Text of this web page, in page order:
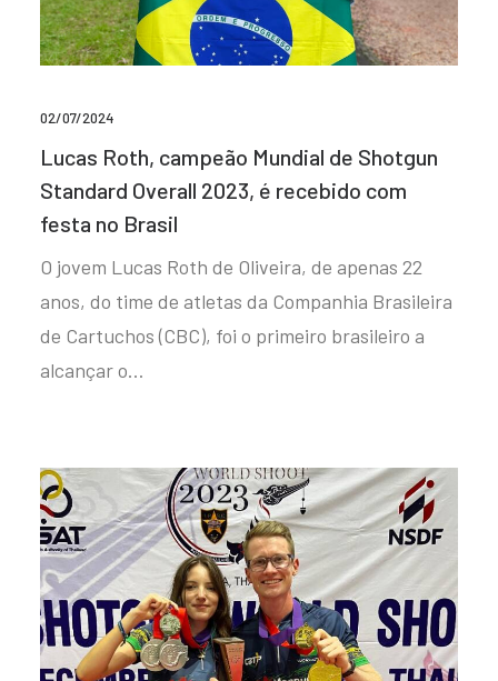
02/07/2024
Lucas Roth, campeão Mundial de Shotgun
Standard Overall 2023, é recebido com
festa no Brasil
O jovem Lucas Roth de Oliveira, de apenas 22
anos, do time de atletas da Companhia Brasileira
de Cartuchos (CBC), foi o primeiro brasileiro a
alcançar o…